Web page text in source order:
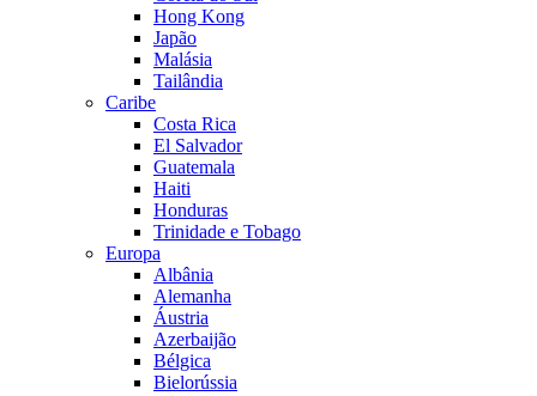
Hong Kong
Japão
Malásia
Tailândia
Caribe
Costa Rica
El Salvador
Guatemala
Haiti
Honduras
Trinidade e Tobago
Europa
Albânia
Alemanha
Áustria
Azerbaijão
Bélgica
Bielorússia